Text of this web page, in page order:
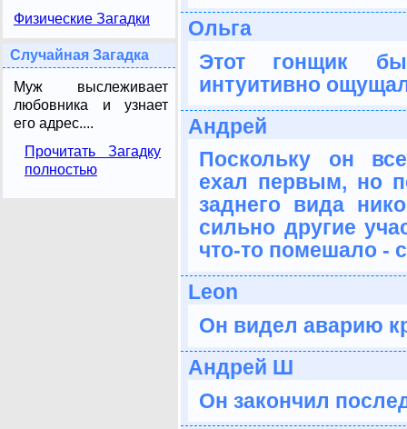
Физические Загадки
Случайная Загадка
Муж выслеживает
любовника и узнает
его адрес....
Прочитать Загадку
полностью
Ольга
Этот гонщик
интуитивно
Андрей
Поскольку он
ехал первым, но
заднего вида
сильно другие
что-то помешало -
Leon
Он видел аварию
Андрей Ш
Он закончил